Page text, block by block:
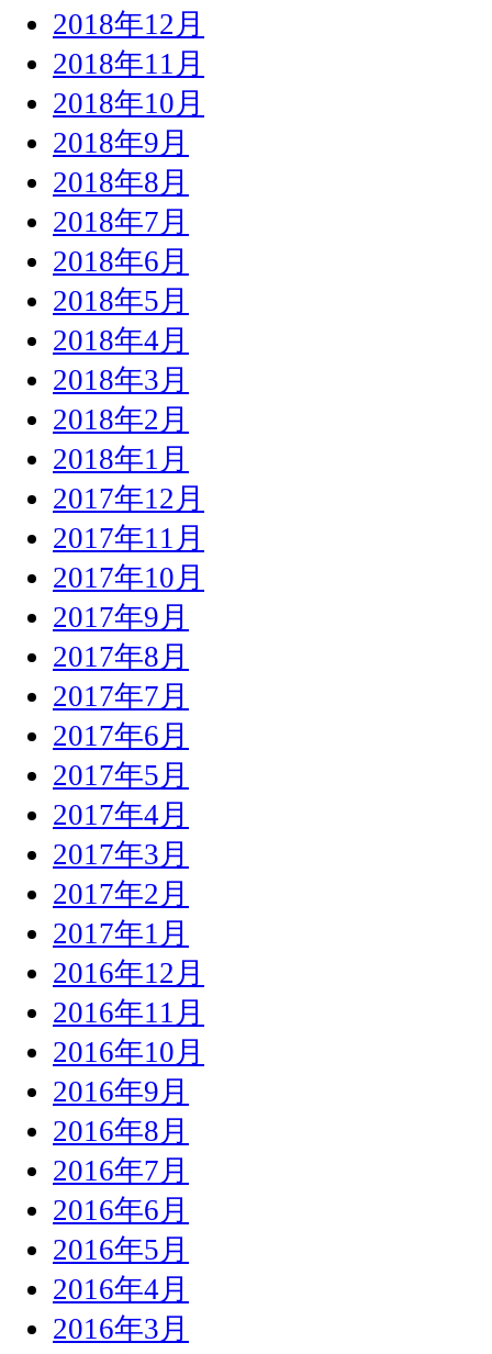
2018年12月
2018年11月
2018年10月
2018年9月
2018年8月
2018年7月
2018年6月
2018年5月
2018年4月
2018年3月
2018年2月
2018年1月
2017年12月
2017年11月
2017年10月
2017年9月
2017年8月
2017年7月
2017年6月
2017年5月
2017年4月
2017年3月
2017年2月
2017年1月
2016年12月
2016年11月
2016年10月
2016年9月
2016年8月
2016年7月
2016年6月
2016年5月
2016年4月
2016年3月